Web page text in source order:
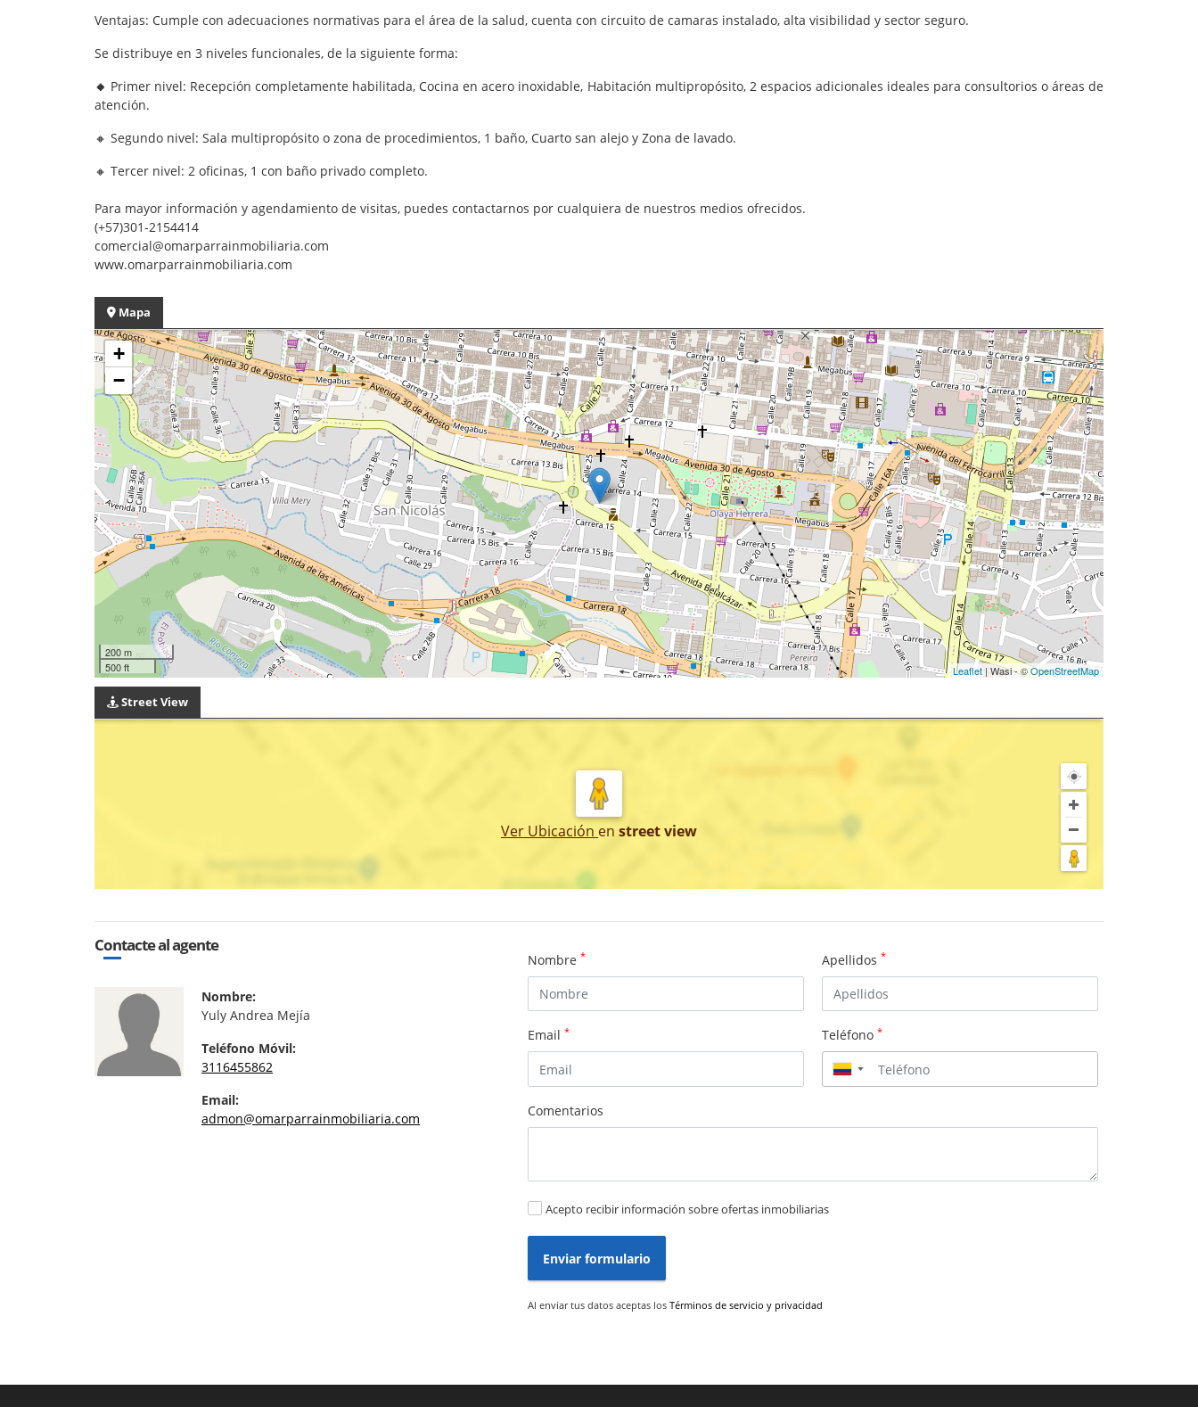
Ventajas: Cumple con adecuaciones normativas para el área de la salud, cuenta con circuito de camaras instalado, alta visibilidad y sector seguro.
Se distribuye en 3 niveles funcionales, de la siguiente forma:
🔸 Primer nivel: Recepción completamente habilitada, Cocina en acero inoxidable, Habitación multipropósito, 2 espacios adicionales ideales para consultorios o áreas de
atención.
🔸 Segundo nivel: Sala multipropósito o zona de procedimientos, 1 baño, Cuarto san alejo y Zona de lavado.
🔸 Tercer nivel: 2 oficinas, 1 con baño privado completo.
Para mayor información y agendamiento de visitas, puedes contactarnos por cualquiera de nuestros medios ofrecidos.
(+57)301-2154414
comercial@omarparrainmobiliaria.com
www.omarparrainmobiliaria.com
Mapa
+
−
200 m
500 ft
Leaflet | Wasi - ©OpenStreetMap
Street View
Ver Ubicación en street view
Contacte al agente
Nombre:
Yuly Andrea Mejía
Teléfono Móvil:
3116455862
Email:
admon@omarparrainmobiliaria.com
Nombre * Apellidos *
Email * Teléfono *
▼
Comentarios
Acepto recibir información sobre ofertas inmobiliarias
Enviar formulario
Al enviar tus datos aceptas los Términos de servicio y privacidad